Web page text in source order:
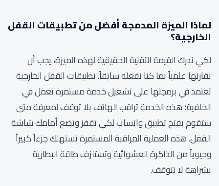
لماذا الميزة المدمجة أفضل من تطبيقات القفل
الخارجية؟
لكي ندرك القيمة التقنية الحقيقية لهذه الميزة، يجب أن
نقارنها علمياً بما كنا نفعله سابقاً. تطبيقات القفل الخارجية
تعتمد في برمجتها على تشغيل خدمة مستمرة تعمل في
الخلفية؛ هذه الخدمة تراقب الهاتف بلا توقف لمعرفة متى
ستقوم بفتح تطبيق واتساب لكي تقفز وتضع أمامك شاشة
القفل. هذه العملية المراقبة المستمرة تستهلك جزءاً كبيراً
وحيوياً من الذاكرة العشوائية وتستنزف طاقة البطارية
بشراهة لا تتوقف.